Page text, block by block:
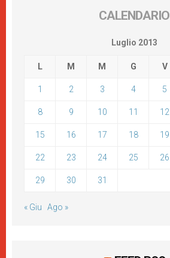
CALENDARIO
Luglio 2013
L M M G V
1 2 3 4 5
8 9 10 11 12
15 16 17 18 19
22 23 24 25 26
29 30 31
« Giu Ago »